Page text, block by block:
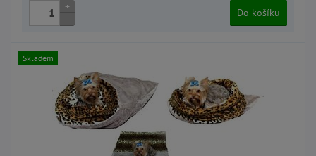
+
-
Do košíku
Skladem